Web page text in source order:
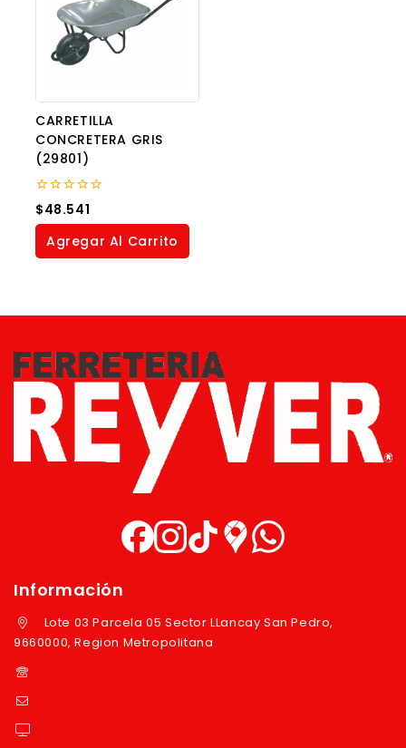
CARRETILLA
CONCRETERA GRIS
(29801)
0
out
of
$48.541
Agregar Al Carrito
Información
Lote 03 Parcela 05 Sector LLancay San Pedro,
9660000, Region Metropolitana